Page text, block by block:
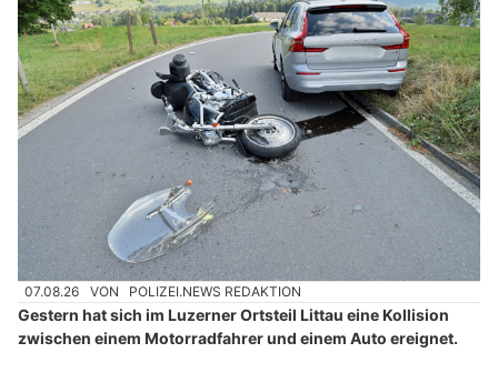
07.08.26 VON POLIZEI.NEWS REDAKTION
Gestern hat sich im Luzerner Ortsteil Littau eine Kollision
zwischen einem Motorradfahrer und einem Auto ereignet.